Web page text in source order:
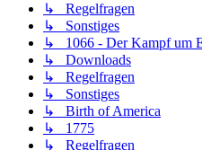
↳ Regelfragen
↳ Sonstiges
↳ 1066 - Der Kampf um
↳ Downloads
↳ Regelfragen
↳ Sonstiges
↳ Birth of America
↳ 1775
↳ Regelfragen